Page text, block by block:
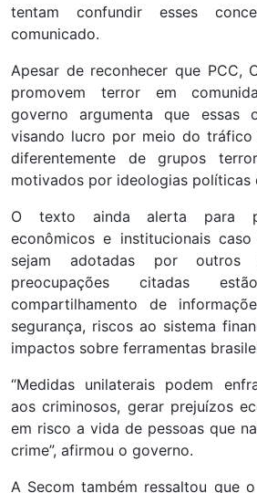
tentam confundir esses
comunicado.
Apesar de reconhecer que PCC,
promovem terror em
governo argumenta que essas
visando lucro por meio do tráfico
diferentemente de grupos
motivados por ideologias políticas
O texto ainda alerta para
econômicos e institucionais
sejam adotadas por outros
preocupações citadas
compartilhamento de
segurança, riscos ao sistema
impactos sobre ferramentas
“Medidas unilaterais podem
aos criminosos, gerar prejuízos
em risco a vida de pessoas que
crime”, afirmou o governo.
A Secom também ressaltou que